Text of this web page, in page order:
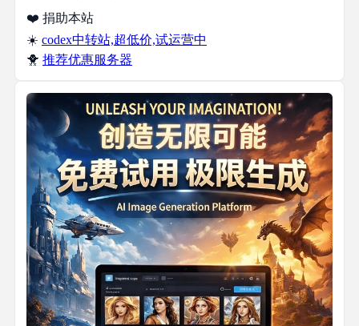
❤️ 捐助本站
☀️ codex中转站,超低价,试运营中
🐥 推荐优惠服务器